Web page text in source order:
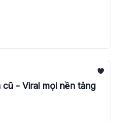
- Viral mọi nền tảng